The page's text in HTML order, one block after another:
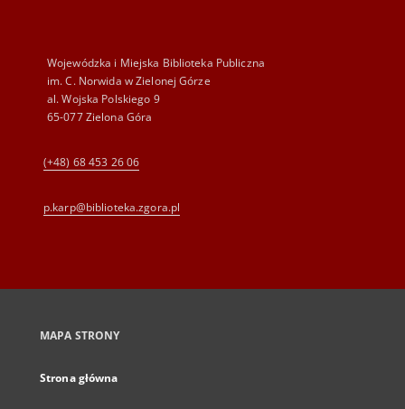
Wojewódzka i Miejska Biblioteka Publiczna
im. C. Norwida w Zielonej Górze
al. Wojska Polskiego 9
65-077 Zielona Góra
(+48) 68 453 26 06
p.karp@biblioteka.zgora.pl
MAPA STRONY
Strona główna